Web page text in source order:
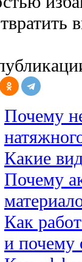
Почему
Какие
Почему
Как
и почему